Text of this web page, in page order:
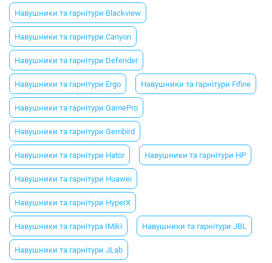
Навушники та гарнітури Blackview
Навушники та гарнітури Canyon
Навушники та гарнітури Defender
Навушники та гарнітури Ergo Навушники та гарнітури Fifine
Навушники та гарнітури GamePro
Навушники та гарнітури Gembird
Навушники та гарнітури Hator Навушники та гарнітури HP
Навушники та гарнітури Huawei
Навушники та гарнітури HyperX
Навушники та гарнітура IMiki Навушники та гарнітури JBL
Навушники та гарнітури JLab